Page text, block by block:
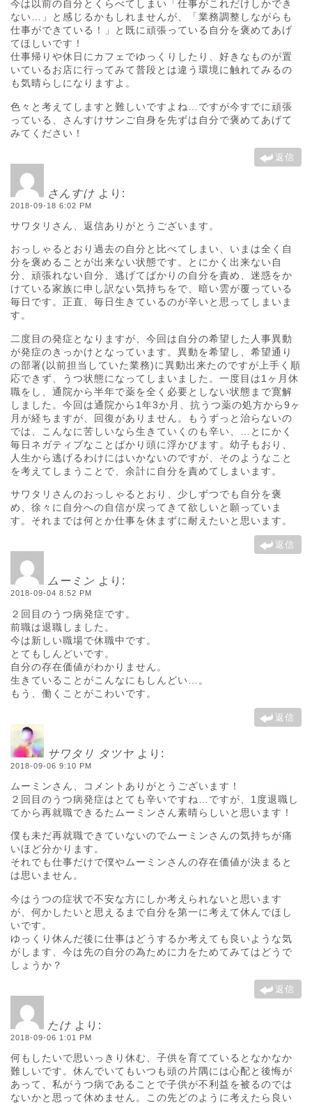
今は以前の自分とくらべてしまい「仕事がこれだけしかでき
ない…」と感じるかもしれませんが、「業務調整しながらも
仕事ができている！」と既に頑張っている自分を褒めてあげ
てほしいです！
仕事帰りや休日にカフェでゆっくりしたり、好きなものが置
いているお店に行ってみて普段とは違う環境に触れてみるの
も気晴らしになりますよ。
色々と考えてしますと難しいですよね…ですが今すでに頑張
っている、さんすけサンご自身を先ずは自分で褒めてあげて
みてください！
返信
さんすけ より:
2018-09-18 6:02 PM
サワタリさん、返信ありがとうございます。
おっしゃるとおり過去の自分と比べてしまい、いまは全く自
分を褒めることが出来ない状態です。とにかく出来ない自
分、頑張れない自分、逃げてばかりの自分を責め、迷惑をか
けている家族に申し訳ない気持ちをで、暗い雲が覆っている
毎日です。正直、毎日生きているのが辛いと思ってしまいま
す。
二度目の発症となりますが、今回は自分の希望した人事異動
が発症のきっかけとなっています。異動を希望し、希望通り
の部署(以前担当していた業務)に異動出来たのですが上手く順
応できず、うつ状態になってしまいました。一度目は1ヶ月休
職をし、通院から半年で薬を全く必要としない状態まで寛解
しました。今回は通院から1年3か月、抗うつ薬の処方から9ヶ
月が経ちますが、回復がありません。もうずっと治らないの
では、こんなに苦しいなら生きていくのも辛い、…とにかく
毎日ネガティブなことばかり頭に浮かびます。幼子もおり、
人生から逃げるわけにはいかないのですが、そのようなこと
を考えてしまうことで、余計に自分を責めてしまいます。
サワタリさんのおっしゃるとおり、少しずつでも自分を褒
め、徐々に自分への自信が戻ってきて欲しいと願っていま
す。それまでは何とか仕事を休まずに耐えたいと思います。
返信
ムーミン より:
2018-09-04 8:52 PM
２回目のうつ病発症です。
前職は退職しました。
今は新しい職場で休職中です。
とてもしんどいです。
自分の存在価値がわかりません。
生きていることがこんなにもしんどい…。
もう、働くことがこわいです。
返信
サワタリ タツヤ より:
2018-09-06 9:10 PM
ムーミンさん、コメントありがとうございます！
２回目のうつ病発症はとても辛いですね…ですが、1度退職し
てから再就職できるたムーミンさん素晴らしいと思います！
僕も未だ再就職できていないのでムーミンさんの気持ちが痛
いほど分かります。
それでも仕事だけで僕やムーミンさんの存在価値が決まると
は思いません。
今はうつの症状で不安な方にしか考えられないと思います
が、何かしたいと思えるまで自分を第一に考えて休んでほし
いです。
ゆっくり休んだ後に仕事はどうするか考えても良いような気
がします、今は先の自分の為ために力をためてみてはどうで
しょうか？
返信
たけ より:
2018-09-06 1:01 PM
何もしたいで思いっきり休む、子供を育てているとなかなか
難しいです。休んでいてもいつも頭の片隅には心配と後悔が
あって、私がうつ病であることで子供が不利益を被るのでは
ないかと思って休めません。この先どのように考えたら良い